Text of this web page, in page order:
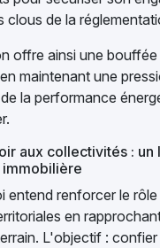
clous de la
offre ainsi une
maintenant une
la performance
aux collectivités :
entend renforcer le rôle
en
L'objectif :